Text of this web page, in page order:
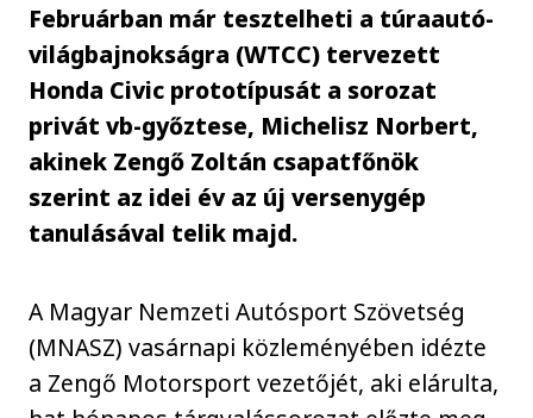
Februárban már tesztelheti a túraautó-
világbajnokságra (WTCC) tervezett
Honda Civic prototípusát a sorozat
privát vb-győztese, Michelisz Norbert,
akinek Zengő Zoltán csapatfőnök
szerint az idei év az új versenygép
tanulásával telik majd.
A Magyar Nemzeti Autósport Szövetség
(MNASZ) vasárnapi közleményében idézte
a Zengő Motorsport vezetőjét, aki elárulta,